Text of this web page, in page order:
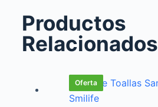
Productos
Relacionados
Oferta
Oferta
Oferta
Oferta